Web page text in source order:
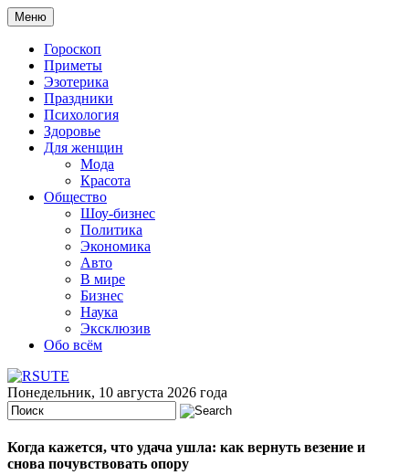
Меню
Гороскоп
Приметы
Эзотерика
Праздники
Психология
Здоровье
Для женщин
Мода
Красота
Общество
Шоу-бизнес
Политика
Экономика
Авто
В мире
Бизнес
Наука
Эксклюзив
Обо всём
Понедельник, 10 августа 2026 года
Когда кажется, что удача ушла: как вернуть везение и
снова почувствовать опору